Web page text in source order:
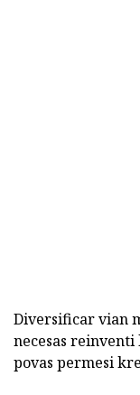
Diversificar vian
necesas reinventi
povas permesi